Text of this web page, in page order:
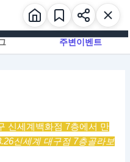
주변이벤트
신세계백화점 7층에서 만
신세계 대구점 7층골라보